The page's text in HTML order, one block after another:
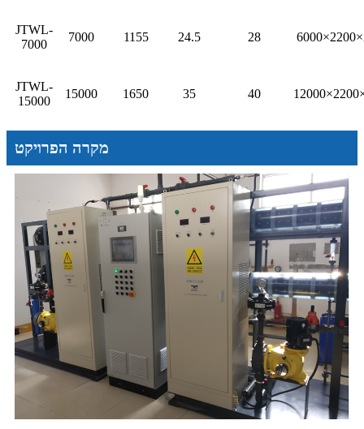
JTWL-
7000
7000 1155 24.5 28
JTWL-
15000
15000 1650 35 40
מקרה הפרויקט